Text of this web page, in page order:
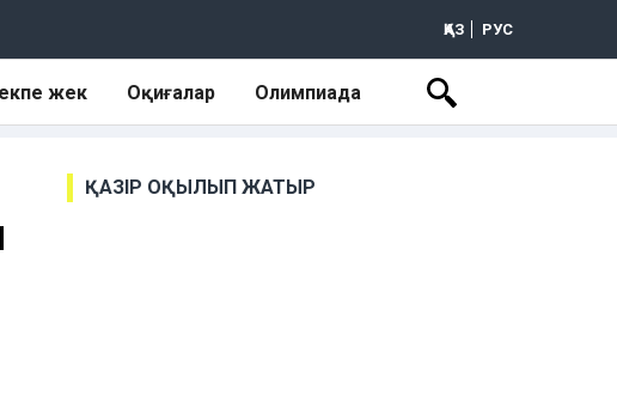
ҚАЗ РУС
жек Оқиғалар Олимпиада
ҚАЗІР ОҚЫЛЫП ЖАТЫР